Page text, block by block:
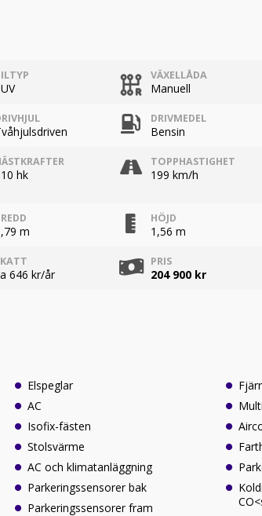
VÄXELLÅDA
Manuell
DRIVMEDEL
Bensin
hk
TOPPHASTIGHET
199 km/h
m
HÖJD
1,56 m
646 kr/år
PRIS
204 900 kr
Elspeglar
AC
Isofix-fästen
Stolsvärme
AC och klimatanläggning
Parkeringssensorer bak
Parkeringssensorer fram